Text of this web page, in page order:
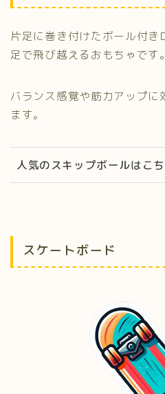
片足に巻き付けたボール付き
足で飛び越えるおもちゃです。
バランス感覚や筋力アップに
ます。
人気のスキップボールはこ
スケートボード